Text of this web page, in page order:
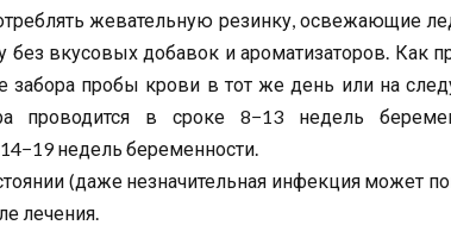
жевательную резинку, освежающие
вкусовых добавок и ароматизаторов. Как
забора пробы крови в тот же день или на
проводится в сроке 8−13 недель
недель беременности.
(даже незначительная инфекция может
лечения.